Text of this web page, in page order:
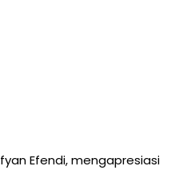
Efendi, mengapresiasi